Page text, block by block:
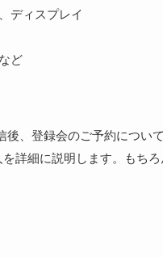
ディスプレイ
ど
後、登録会のご予約につい
詳細に説明します。もち